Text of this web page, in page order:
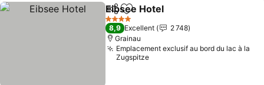
PartagerAjouter à mes favoris
Eibsee Hotel
4 Étoiles
8,9 Excellent
2 748
Grainau
Emplacement exclusif au bord du lac à la
Zugspitze